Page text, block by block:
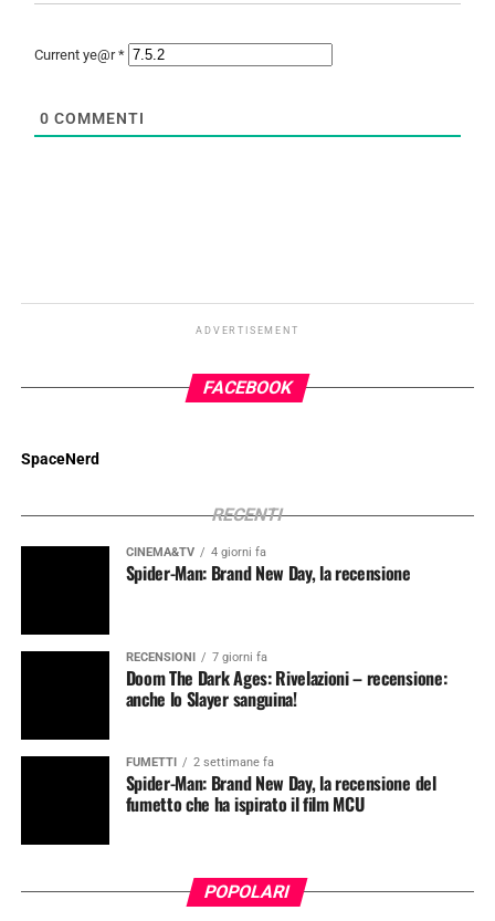
Current ye@r*
0 COMMENTI
ADVERTISEMENT
FACEBOOK
SpaceNerd
RECENTI
CINEMA&TV 4 giorni fa
Spider-Man: Brand New Day, la recensione
RECENSIONI 7 giorni fa
Doom The Dark Ages: Rivelazioni – recensione:
anche lo Slayer sanguina!
FUMETTI 2 settimane fa
Spider-Man: Brand New Day, la recensione del
fumetto che ha ispirato il film MCU
POPOLARI